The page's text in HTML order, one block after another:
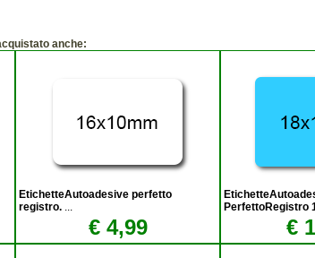
anche:
EtichetteAutoadesive perfetto
registro. ...
€ 4,99
PerfettoRegistro
€